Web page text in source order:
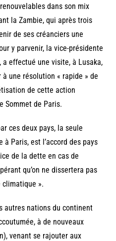
dans son mix
la Zambie, qui après trois
de ses créanciers une
y parvenir, la vice-présidente
a effectué une visite, à Lusaka,
une résolution « rapide » de
de cette action
Sommet de Paris.
ces deux pays, la seule
Paris, est l’accord des pays
de la dette en cas de
qu’on ne dissertera pas
climatique ».
autres nations du continent
à de nouveaux
venant se rajouter aux